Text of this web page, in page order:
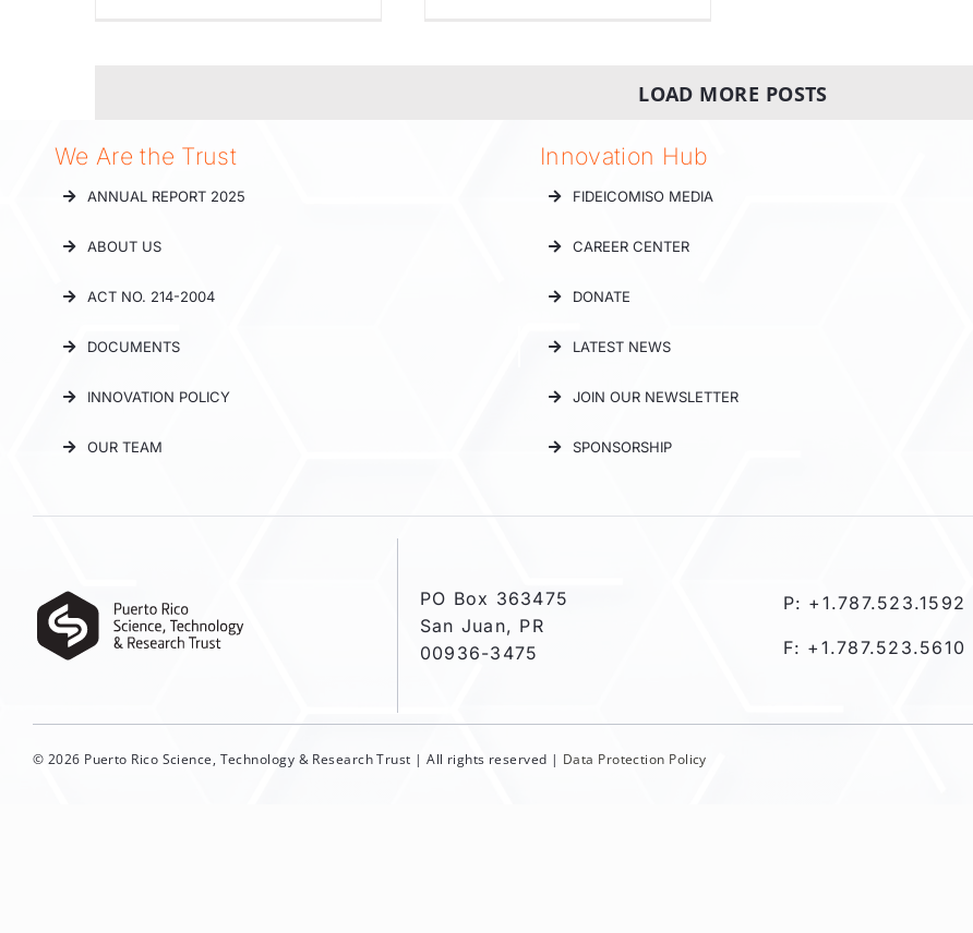
LOAD MORE POSTS
We Are the Trust
ANNUAL REPORT 2025
ABOUT US
ACT NO. 214-2004
DOCUMENTS
INNOVATION POLICY
OUR TEAM
Innovation Hub
FIDEICOMISO MEDIA
CAREER CENTER
DONATE
LATEST NEWS
JOIN OUR NEWSLETTER
SPONSORSHIP
PO Box 363475
San Juan, PR
00936-3475
P: +1.787.523.1592
F: +1.787.523.5610
© 2026 Puerto Rico Science, Technology & Research Trust | All rights reserved | Data Protection Policy